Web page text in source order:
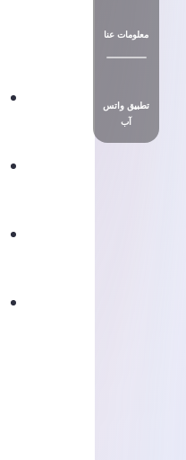
معلومات عنا
تطبيق واتس
آب